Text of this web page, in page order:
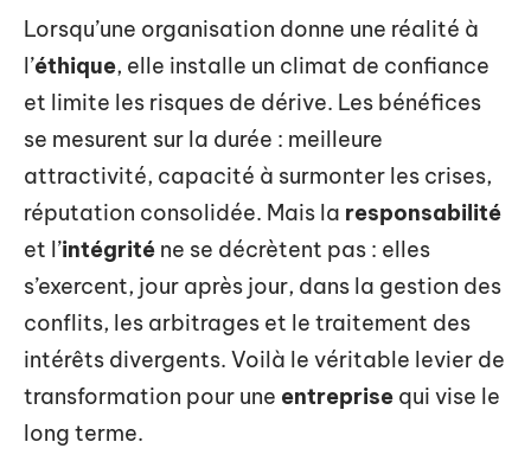
Lorsqu’une organisation donne une réalité à
l’éthique, elle installe un climat de confiance
et limite les risques de dérive. Les bénéfices
se mesurent sur la durée : meilleure
attractivité, capacité à surmonter les crises,
réputation consolidée. Mais la responsabilité
et l’intégrité ne se décrètent pas : elles
s’exercent, jour après jour, dans la gestion des
conflits, les arbitrages et le traitement des
intérêts divergents. Voilà le véritable levier de
transformation pour une entreprise qui vise le
long terme.